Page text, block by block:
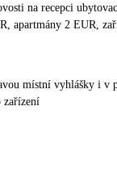
na recepci
apartmány 2 EUR,
místní vyhlášky i
zařízení